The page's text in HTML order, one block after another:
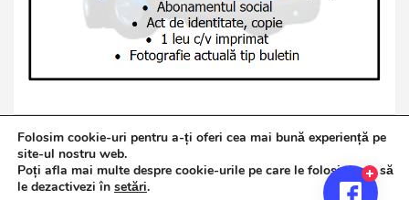
Copyright © 2026Jurnalul de Brăila
Folosim cookie-uri pentru a-ți oferi cea mai bună experiență pe
site-ul nostru web.
Poți afla mai multe despre cookie-urile pe care le folosim sau să
le dezactivezi în setări.